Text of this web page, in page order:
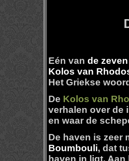
Eén van de
Kolos van
Het Griekse
De Kolos van
verhalen over de
en waar de
De haven is zeer
Boumbouli, dat
haven in ligt.